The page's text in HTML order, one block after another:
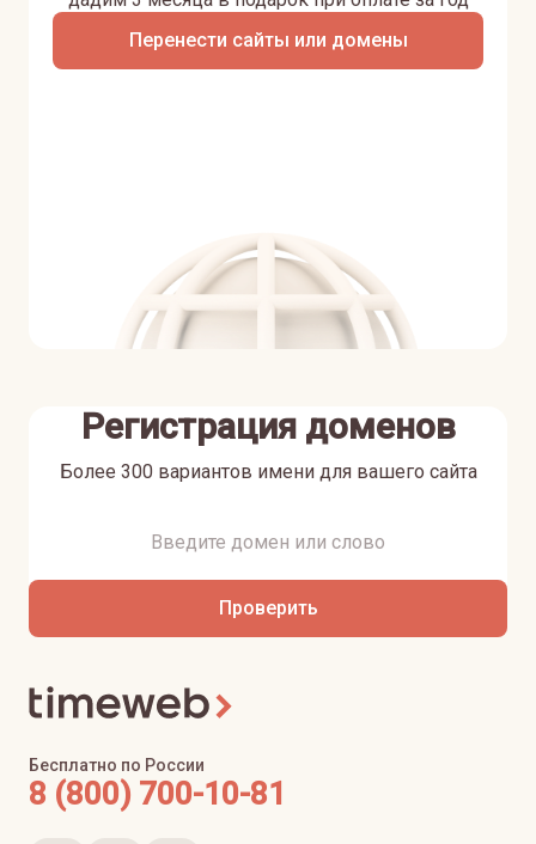
Перенести сайты или домены
Регистрация доменов
Более 300 вариантов имени для вашего сайта
Проверить
Бесплатно по России
8 (800) 700-10-81